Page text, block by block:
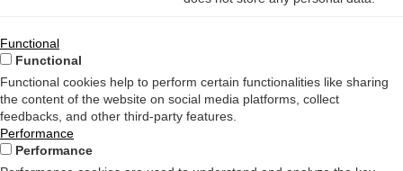
Functional
Functional
Functional cookies help to perform certain functionalities like sharing
the content of the website on social media platforms, collect
feedbacks, and other third-party features.
Performance
Performance